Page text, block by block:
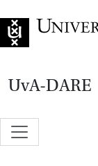
UvA-DARE